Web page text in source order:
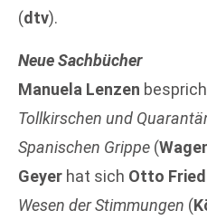
(dtv).
Neue Sachbücher
Manuela Lenzen
Tollkirschen und
Spanischen Grippe (
Geyer hat sich Otto
Wesen der Stimmungen (